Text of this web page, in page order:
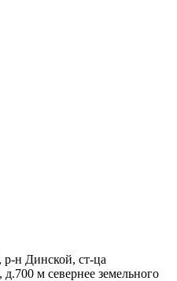
р-н Динской, ст-ца
м севернее земельного